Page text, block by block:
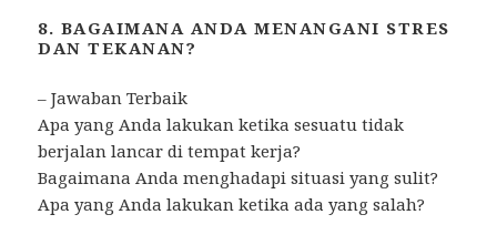
8. BAGAIMANA ANDA MENANGANI STRES
DAN TEKANAN?
– Jawaban Terbaik
Apa yang Anda lakukan ketika sesuatu tidak
berjalan lancar di tempat kerja?
Bagaimana Anda menghadapi situasi yang sulit?
Apa yang Anda lakukan ketika ada yang salah?